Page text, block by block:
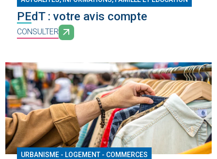
PEdT : votre avis compte
CONSULTER
URBANISME - LOGEMENT - COMMERCES